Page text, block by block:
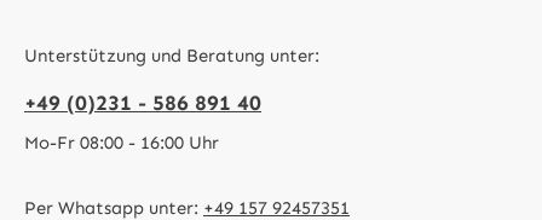
Unterstützung und Beratung unter:
+49 (0)231 - 586 891 40
Mo-Fr 08:00 - 16:00 Uhr
Per Whatsapp unter: +49 157 92457351